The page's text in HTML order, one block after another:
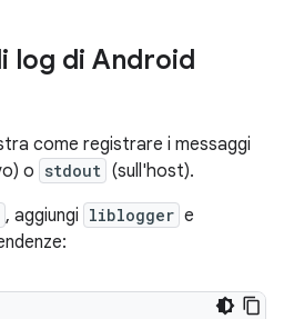
log di Android
come registrare i messaggi
o stdout (sull'host).
, aggiungi liblogger e